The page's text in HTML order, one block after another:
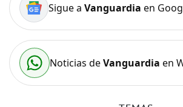
Sigue a Vanguardia en
Noticias deVanguardia en